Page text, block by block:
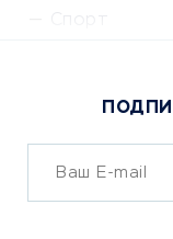
Сервисы
ОБУЧЕНИЕ И